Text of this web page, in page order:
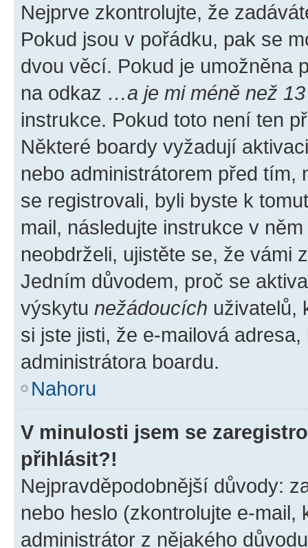
Nejprve zkontrolujte, že
Pokud jsou v pořádku, pak se
dvou věcí. Pokud je umožněna
na odkaz …a je mi méně než
instrukce. Pokud toto není ten
Některé boardy vyžadují
nebo administrátorem před tím,
se registrovali, byli byste k
mail, následujte instrukce v
neobdrželi, ujistěte se, že vámi
Jedním důvodem, proč se
výskytu nežádoucích uživatelů,
si jste jisti, že e-mailová
administrátora boardu.
Nahoru
V minulosti jsem se
přihlásit?!
Nejpravděpodobnější důvody:
nebo heslo (zkontrolujte e-
administrátor z nějakého